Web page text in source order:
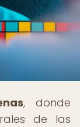
, donde
de las